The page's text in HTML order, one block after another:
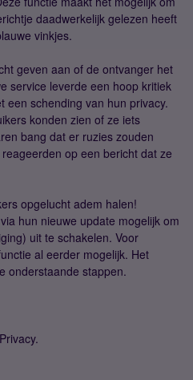
daadwerkelijk gelezen heeft
vinkjes.
geven aan of de ontvanger het
service leverde een hoop kritiek
een schending van hun privacy.
konden zien of ze iets
bang dat er ruzies zouden
op een bericht dat ze
opgelucht adem halen!
hun nieuwe update mogelijk om
uit te schakelen. Voor
al eerder mogelijk. Het
onderstaande stappen.